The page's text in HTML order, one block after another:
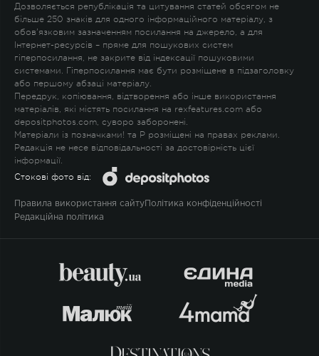
Дозволяється републікація та цитування статей обсягом не
більше 250 знаків для одного інформаційного матеріалу, з
обов'язковим зазначенням посилання на джерело, а для
Інтернет-ресурсів – пряме для пошукових систем
гіперпосилання, не закрите від індексації пошуковими
системами. Гіперпосилання має бути розміщене в підзаголовку
або першому абзаці матеріалу.
Передрук, копіювання, відтворення або інше використання
матеріалів, які містять посилання на rexfeatures.com або
depositphotos.com, суворо заборонені.
Матеріали із позначками! та P розміщені на правах реклами.
Редакція не несе відповідальності за достовірність цієї
інформації.
Стокові фото від:
Правила використання сайту Політика конфіденційності
Редакційна політика